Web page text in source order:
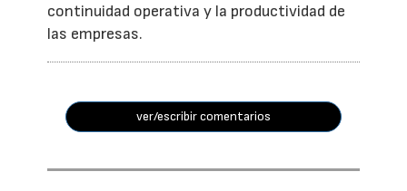
continuidad operativa y la productividad de
las empresas.
ver/escribir comentarios